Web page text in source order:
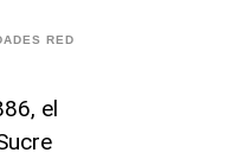
RED
el